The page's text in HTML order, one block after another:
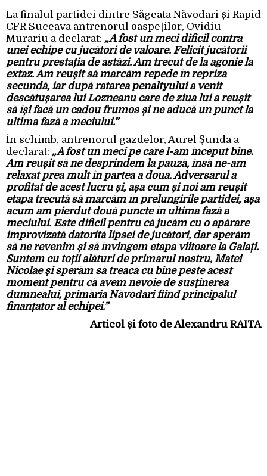
La finalul partidei dintre Săgeata Năvodari și Rapid
CFR Suceava antrenorul oaspeților, Ovidiu
Murariu a declarat: „A fost un meci dificil contra
unei echipe cu jucători de valoare. Felicit jucătorii
pentru prestația de astăzi. Am trecut de la agonie la
extaz. Am reușit să marcăm repede în repriza
secundă, iar după ratarea penaltyului a venit
descătușarea lui Lozneanu care de ziua lui a reușit
să își facă un cadou frumos și ne aducă un punct la
ultima fază a meciului.”
În schimb, antrenorul gazdelor, Aurel Șunda a
declarat: „A fost un meci pe care l-am început bine.
Am reușit să ne desprindem la pauză, însă ne-am
relaxat prea mult în partea a doua. Adversarul a
profitat de acest lucru și, așa cum și noi am reușit
etapa trecută să marcăm în prelungirile partidei, așa
acum am pierdut două puncte în ultima fază a
meciului. Este dificil pentru că jucăm cu o apărare
improvizată datorită lipsei de jucători, dar sperăm
să ne revenim și să învingem etapa viitoare la Galați.
Suntem cu toții alături de primarul nostru, Matei
Nicolae și sperăm să treacă cu bine peste acest
moment pentru că avem nevoie de susținerea
dumnealui, primăria Năvodari fiind principalul
finanțator al echipei.”
Articol și foto de Alexandru RAITA